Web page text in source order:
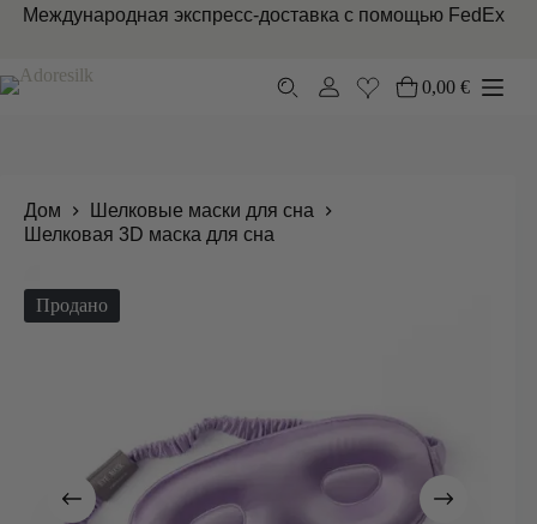
Перейти
Международная экспресс-доставка с помощью FedEx
Корзина
0,00€
Дом
Шелковые маски для сна
Шелковая 3D маска для сна
Продано